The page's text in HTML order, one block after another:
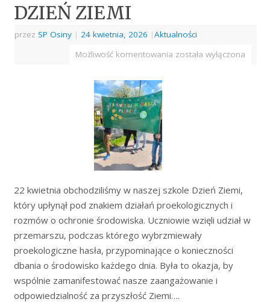
DZIEŃ ZIEMI
przez SP Osiny | 24 kwietnia, 2026 |Aktualności
Możliwość komentowania została wyłączona
22 kwietnia obchodziliśmy w naszej szkole Dzień Ziemi,
który upłynął pod znakiem działań proekologicznych i
rozmów o ochronie środowiska. Uczniowie wzięli udział w
przemarszu, podczas którego wybrzmiewały
proekologiczne hasła, przypominające o konieczności
dbania o środowisko każdego dnia. Była to okazja, by
wspólnie zamanifestować nasze zaangażowanie i
odpowiedzialność za przyszłość Ziemi….